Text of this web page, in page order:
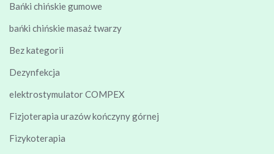
Bańki chińskie gumowe
bańki chińskie masaż twarzy
Bez kategorii
Dezynfekcja
elektrostymulator COMPEX
Fizjoterapia urazów kończyny górnej
Fizykoterapia